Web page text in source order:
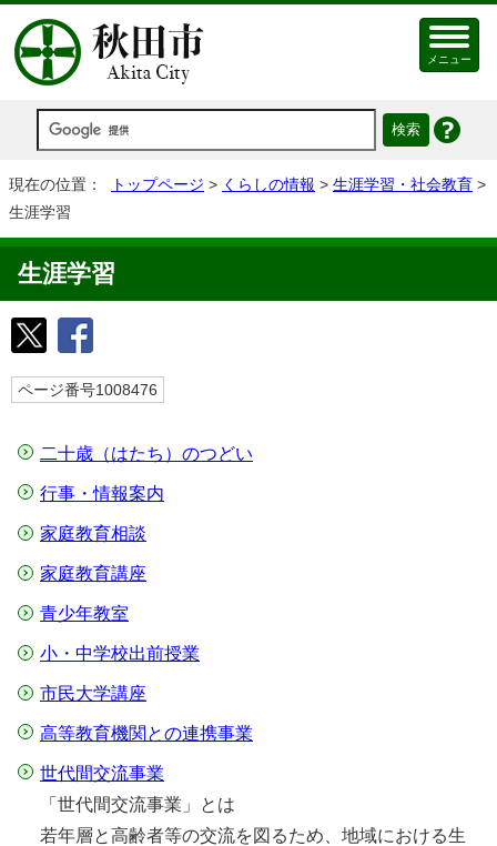
メニュー
現在の位置： トップページ > くらしの情報 > 生涯学習・社会教育 >
生涯学習
生涯学習
ページ番号1008476
二十歳（はたち）のつどい
行事・情報案内
家庭教育相談
家庭教育講座
青少年教室
小・中学校出前授業
市民大学講座
高等教育機関との連携事業
世代間交流事業
「世代間交流事業」とは
若年層と高齢者等の交流を図るため、地域における生